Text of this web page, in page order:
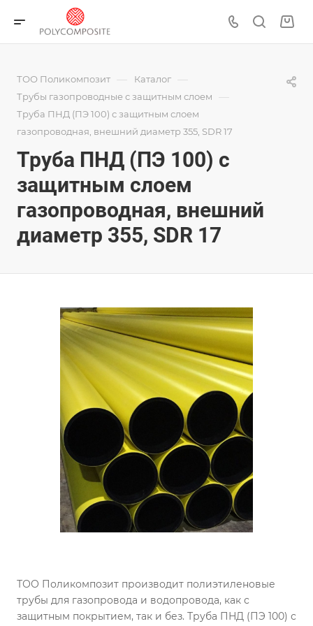
ТОО Поликомпозит — Каталог —
Трубы газопроводные с защитным слоем —
Труба ПНД (ПЭ 100) с защитным слоем
газопроводная, внешний диаметр 355, SDR 17
Труба ПНД (ПЭ 100) с
защитным слоем
газопроводная, внешний
диаметр 355, SDR 17
ТОО Поликомпозит производит полиэтиленовые
трубы для газопровода и водопровода, как с
защитным покрытием, так и без. Труба ПНД (ПЭ 100) с